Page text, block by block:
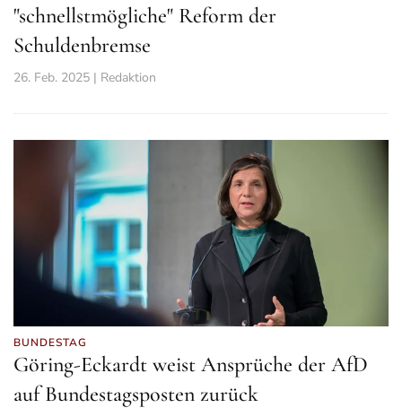
"schnellstmögliche" Reform der
Schuldenbremse
26. Feb. 2025 | Redaktion
BUNDESTAG
Göring-Eckardt weist Ansprüche der AfD
auf Bundestagsposten zurück